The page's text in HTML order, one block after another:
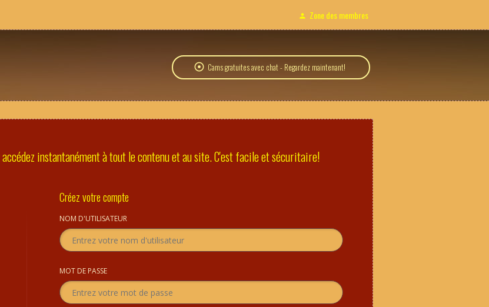
Zone des membres
Cams gratuites avec chat - Regardez maintenant!
instantanément à tout le contenu et au site. C'est facile et sécuritaire!
Créez votre compte
NOM D'UTILISATEUR
MOT DE PASSE